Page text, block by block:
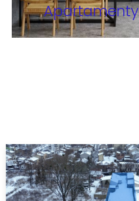
Apartamenty